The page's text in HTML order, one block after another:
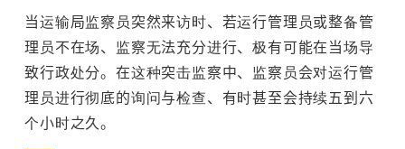
当运输局监察员突然来访时、若运行管理员或整备管
理员不在场、监察无法充分进行、极有可能在当场导
致行政处分。在这种突击监察中、监察员会对运行管
理员进行彻底的询问与检查、有时甚至会持续五到六
个小时之久。